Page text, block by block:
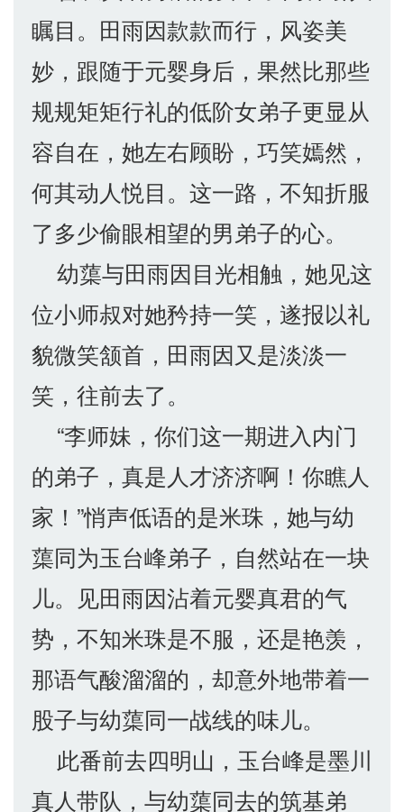
瞩目。田雨因款款而行，风姿美
妙，跟随于元婴身后，果然比那些
规规矩矩行礼的低阶女弟子更显从
容自在，她左右顾盼，巧笑嫣然，
何其动人悦目。这一路，不知折服
了多少偷眼相望的男弟子的心。
幼蕖与田雨因目光相触，她见这
位小师叔对她矜持一笑，遂报以礼
貌微笑颔首，田雨因又是淡淡一
笑，往前去了。
“李师妹，你们这一期进入内门
的弟子，真是人才济济啊！你瞧人
家！”悄声低语的是米珠，她与幼
蕖同为玉台峰弟子，自然站在一块
儿。见田雨因沾着元婴真君的气
势，不知米珠是不服，还是艳羡，
那语气酸溜溜的，却意外地带着一
股子与幼蕖同一战线的味儿。
此番前去四明山，玉台峰是墨川
真人带队，与幼蕖同去的筑基弟